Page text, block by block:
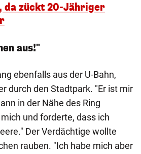
zückt 20-Jähriger
aus!"
ebenfalls aus der U-Bahn,
durch den Stadtpark. "Er ist mir
in der Nähe des Ring
und forderte, dass ich
Der Verdächtige wollte
rauben. "Ich habe mich aber